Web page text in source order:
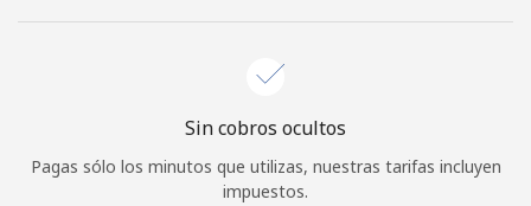
Sin cobros ocultos
Pagas sólo los minutos que utilizas, nuestras tarifas incluyen
impuestos.